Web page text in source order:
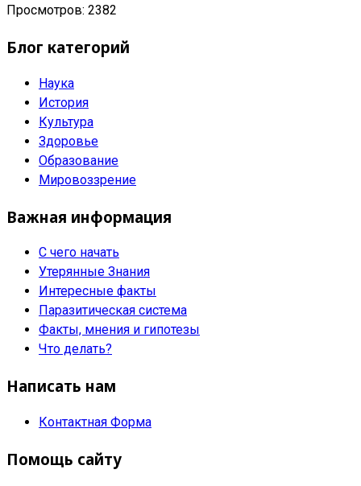
Просмотров: 2382
Блог категорий
Наука
История
Культура
Здоровье
Образование
Мировоззрение
Важная информация
С чего начать
Утерянные Знания
Интересные факты
Паразитическая система
Факты, мнения и гипотезы
Что делать?
Написать нам
Контактная Форма
Помощь сайту